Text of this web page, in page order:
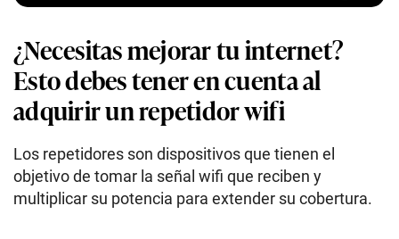
¿Necesitas mejorar tu internet?
Esto debes tener en cuenta al
adquirir un repetidor wifi
Los repetidores son dispositivos que tienen el
objetivo de tomar la señal wifi que reciben y
multiplicar su potencia para extender su cobertura.